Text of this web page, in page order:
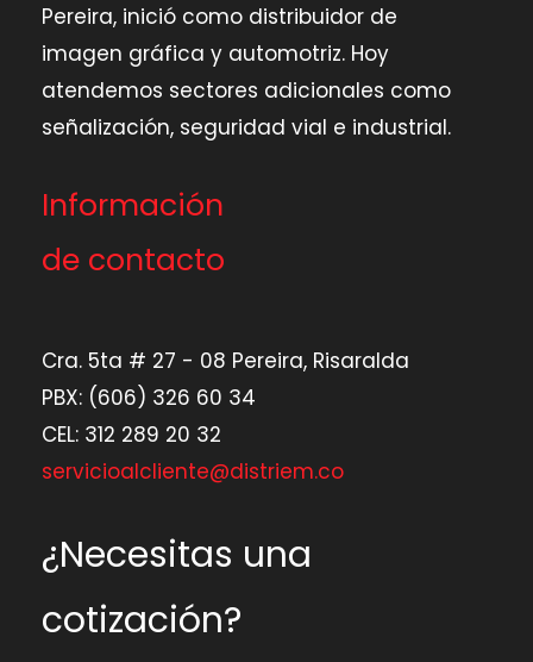
Pereira, inició como distribuidor de
imagen gráfica y automotriz. Hoy
atendemos sectores adicionales como
señalización, seguridad vial e industrial.
Información
de contacto
Cra. 5ta # 27 - 08 Pereira, Risaralda
PBX: (606) 326 60 34
CEL: 312 289 20 32
servicioalcliente@distriem.co
¿Necesitas una
cotización?